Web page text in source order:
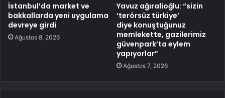
İstanbul’da market ve
bakkallarda yeni uygulama
devreye girdi
Ağustos 8, 2026
Yavuz ağıralioğlu: “sizin
‘terörsüz türkiye’
diye konuştuğunuz
memlekette, gazilerimiz
güvenpark’ta eylem
yapıyorlar”
Ağustos 7, 2026